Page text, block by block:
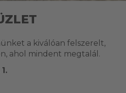
a kiválóan felszerelt,
ahol mindent megtalál.